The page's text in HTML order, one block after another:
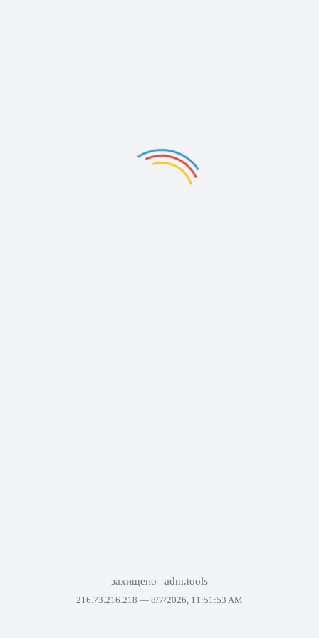
захищено adm.tools
216.73.216.218 — 8/7/2026, 11:51:53 AM